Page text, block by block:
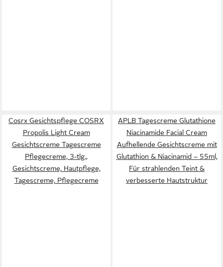
Cosrx Gesichtspflege COSRX
Propolis Light Cream
Gesichtscreme Tagescreme
Pflegecreme, 3-tlg.,
Gesichtscreme, Hautpflege,
Tagescreme, Pflegecreme
APLB Tagescreme Glutathione
Niacinamide Facial Cream
Aufhellende Gesichtscreme mit
Glutathion & Niacinamid – 55ml,
Für strahlenden Teint &
verbesserte Hautstruktur